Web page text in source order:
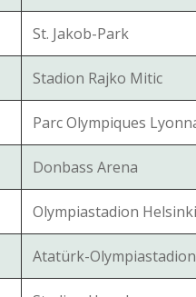
St. Jakob-Park
Stadion Rajko Mitic
Parc Olympiques
Donbass Arena
Olympiastadion Helsinki
Atatürk-Olympiastadion